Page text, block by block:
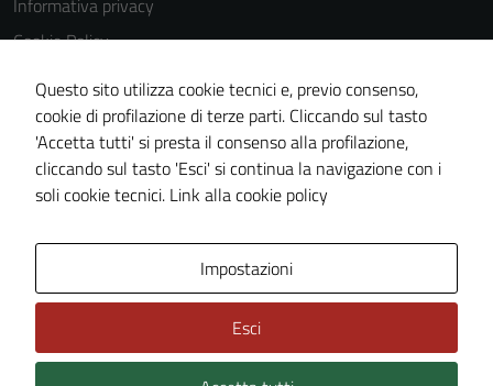
Informativa privacy
Cookie Policy
Media policy
Note legali
Dichiarazione di accessibilità
Piano di miglioramento del sito
Questo sito utilizza cookie tecnici e, previo consenso,
cookie di profilazione di terze parti. Cliccando sul tasto
'Accetta tutti' si presta il consenso alla profilazione,
cliccando sul tasto 'Esci' si continua la navigazione con i
soli cookie tecnici. Link alla cookie policy
Impostazioni
Esci